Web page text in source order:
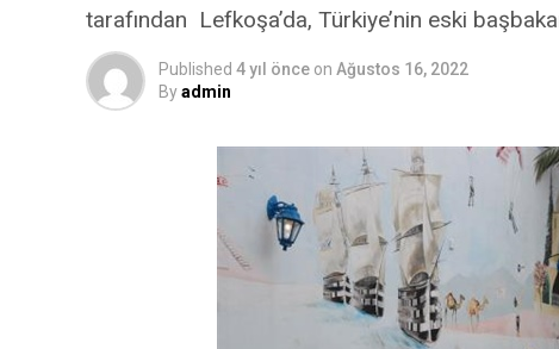
tarafından Lefkoşa’da, Türkiye’nin eski
Published 4 yıl önce on Ağustos 16, 2022
Byadmin